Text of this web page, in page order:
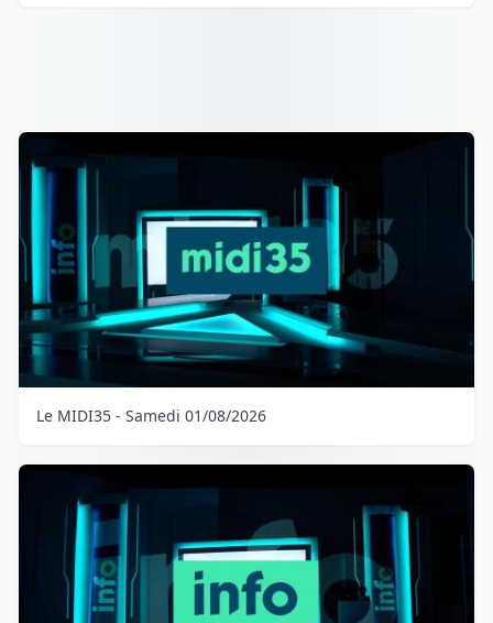
Le MIDI35 - Samedi 01/08/2026